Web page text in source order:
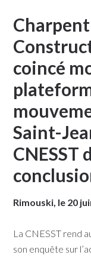
coincé
Saint-
CNESST
Rimouski, le 20
La CNESST rend
son enquête sur